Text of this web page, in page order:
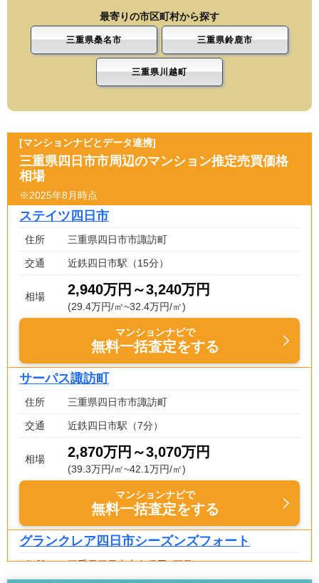
最寄りの市区町村から探す
三重県桑名市 三重県鈴鹿市
三重県川越町
[マンションナビとデータ連携]
三重県四日市市周辺のマンション推定売買価格
相場
※2025年8月時点
ステイツ四日市
住所 三重県四日市市諏訪町
交通 近鉄四日市駅（15分）
相場 2,940万円～3,240万円
(29.4万円/㎡~32.4万円/㎡)
マンションナビで
無料一括査定をする
サーパス諏訪町
住所 三重県四日市市諏訪町
交通 近鉄四日市駅（7分）
相場 2,870万円～3,070万円
(39.3万円/㎡~42.1万円/㎡)
マンションナビで
無料一括査定をする
グランクレア四日市シーズンズフォート
住所 三重県四日市市久保田1丁目